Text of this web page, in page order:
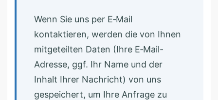
Wenn Sie uns per E‑Mail
kontaktieren, werden die von Ihnen
mitgeteilten Daten (Ihre E‑Mail-
Adresse, ggf. Ihr Name und der
Inhalt Ihrer Nachricht) von uns
gespeichert, um Ihre Anfrage zu